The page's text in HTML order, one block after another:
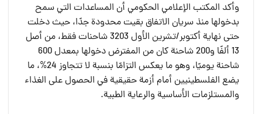
وأكد المكتب الإعلامي الحكومي أن المساعدات التي سمح
بدخولها منذ سريان الاتفاق بقيت محدودة جدًا، حيث دخلت
حتى نهاية أكتوبر/تشرين الأول 3203 شاحنات فقط، من أصل
13 ألفًا و200 شاحنة كان من المفترض دخولها بمعدل 600
شاحنة يوميًا، وهو ما يعكس التزامًا بنسبة لا تتجاوز 24%، ما
يضع الفلسطينيين أمام أزمة حقيقية في الحصول على الغذاء
والمستلزمات الأساسية والرعاية الطبية.